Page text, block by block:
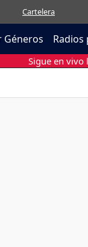
Cartelera
Géneros Radios
Sigue en vivo